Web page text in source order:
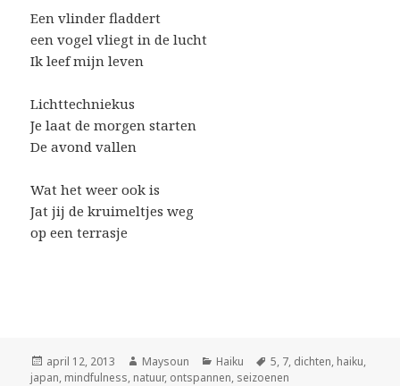
Een vlinder fladdert
een vogel vliegt in de lucht
Ik leef mijn leven
Lichttechniekus
Je laat de morgen starten
De avond vallen
Wat het weer ook is
Jat jij de kruimeltjes weg
op een terrasje
Geplaatst
op
april 12, 2013 Auteur
Maysoun Categorieën
Haiku Tags
5, 7, dichten, haiku,
japan, mindfulness, natuur, ontspannen, seizoenen